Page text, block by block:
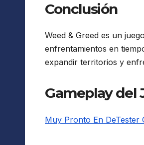
Conclusión
Weed & Greed es un
enfrentamientos en
expandir territorios y
Gameplay del
Muy Pronto En DeTester